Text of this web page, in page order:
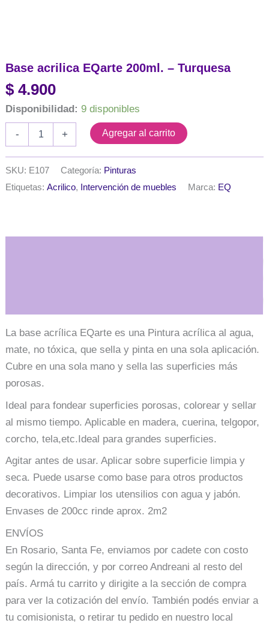
Base acrilica EQarte 200ml. – Turquesa
$ 4.900
Disponibilidad: 9 disponibles
-
-
Turquesa
+ Agregar al carrito
SKU: E107 Categoría: Pinturas
Etiquetas:Acrilico, Intervención de muebles Marca: EQ
La base acrílica EQarte es una Pintura acrílica al agua,
mate, no tóxica, que sella y pinta en una sola aplicación.
Cubre en una sola mano y sella las superficies más
porosas.
Ideal para fondear superficies porosas, colorear y sellar
al mismo tiempo. Aplicable en madera, cuerina, telgopor,
corcho, tela,etc.Ideal para grandes superficies.
Agitar antes de usar. Aplicar sobre superficie limpia y
seca. Puede usarse como base para otros productos
decorativos. Limpiar los utensilios con agua y jabón.
Envases de 200cc rinde aprox. 2m2
ENVÍOS
En Rosario, Santa Fe, enviamos por cadete con costo
según la dirección, y por correo Andreani al resto del
país. Armá tu carrito y dirigite a la sección de compra
para ver la cotización del envío. También podés enviar a
tu comisionista, o retirar tu pedido en nuestro local